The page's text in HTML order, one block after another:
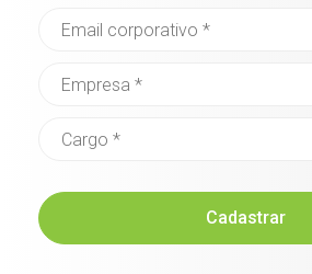
Cadastrar